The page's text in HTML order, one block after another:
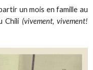
un mois en famille au
Chili (vivement, vivement!